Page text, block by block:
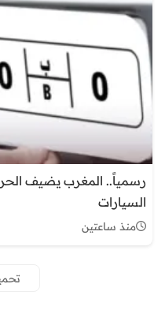
رسمياً.. المغرب يضيف
السيارات
منذ ساعتين